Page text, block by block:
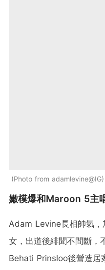
Photo from adamlevine@IG
嫩模爆和Maroon 5主
Adam Levine長相帥氣，
女，出道後緋聞不間斷，
Behati Prinsloo後營造居